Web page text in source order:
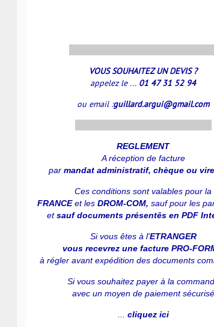
VOUS SOUHAITEZ UN DEVIS ?
appelez le ... 01 47 31 52 94
ou email :guillard.argui@gmail.com
REGLEMENT
A réception de facture
par mandat administratif, chèque ou
Ces conditions sont valables pour la
FRANCEet les DROM-COM, sauf pour les
etsauf documents présentês en PDF
Si vous êtes à l'ETRANGER
vous recevrez une facture PRO-
à régler avant expédition des documents
Si vous souhaitez payer à la
avec un moyen de paiement sécurisé
cliquez ici